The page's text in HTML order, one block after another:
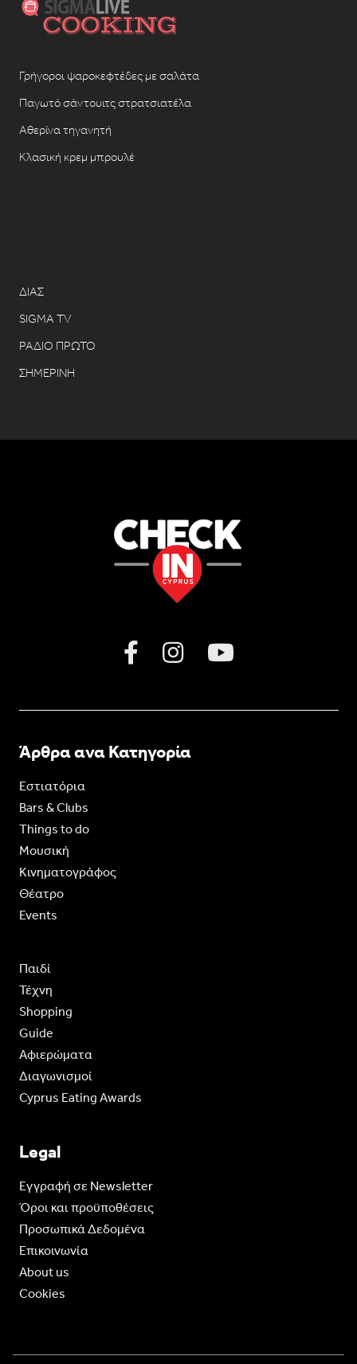
Γρήγοροι ψαροκεφτέδες με σαλάτα
Παγωτό σάντουιτς στρατσιατέλα
Αθερίνα τηγανητή
Κλασική κρεμ μπρουλέ
ΔΙΑΣ
SIGMA TV
ΡΑΔΙΟ ΠΡΩΤΟ
ΣΗΜΕΡΙΝΗ
Άρθρα ανα Κατηγορία
Εστιατόρια
Bars & Clubs
Things to do
Moυσική
Κινηματογράφος
Θέατρο
Events
Παιδί
Τέχνη
Shopping
Guide
Aφιερώματα
Διαγωνισμοί
Cyprus Eating Awards
Legal
Eγγραφή σε Newsletter
Όροι και προϋποθέσεις
Προσωπικά Δεδομένα
Επικοινωνία
About us
Cookies